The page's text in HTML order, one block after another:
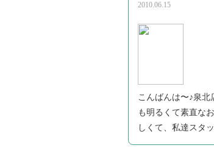
2010.06.15
こんばんは〜♪泉
も明るくて素直な
しくて、私達スタ